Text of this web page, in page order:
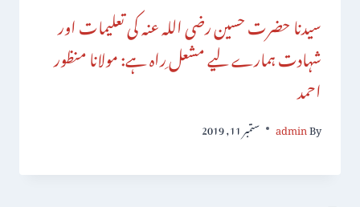
سیدنا حضرت حسین رضی اللہ عنہ کی تعلیمات اور
شہادت ہمارے لیے مشعل ِراہ ہے: مولانا منظور
احمد
By
admin ستمبر 11, 2019